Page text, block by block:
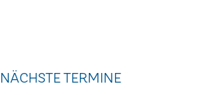
NÄCHSTE TERMINE